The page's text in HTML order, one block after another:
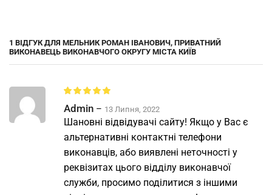
1 ВІДГУК ДЛЯ МЕЛЬНИК РОМАН ІВАНОВИЧ, ПРИВАТНИЙ
ВИКОНАВЕЦЬ ВИКОНАВЧОГО ОКРУГУ МІСТА КИЇВ
Admin – 13 Липня, 2022
Шановні відвідувачі сайту! Якщо у Вас є
альтернативні контактні телефони
виконавців, або виявлені неточності у
реквізитах цього відділу виконавчої
служби, просимо поділитися з іншими